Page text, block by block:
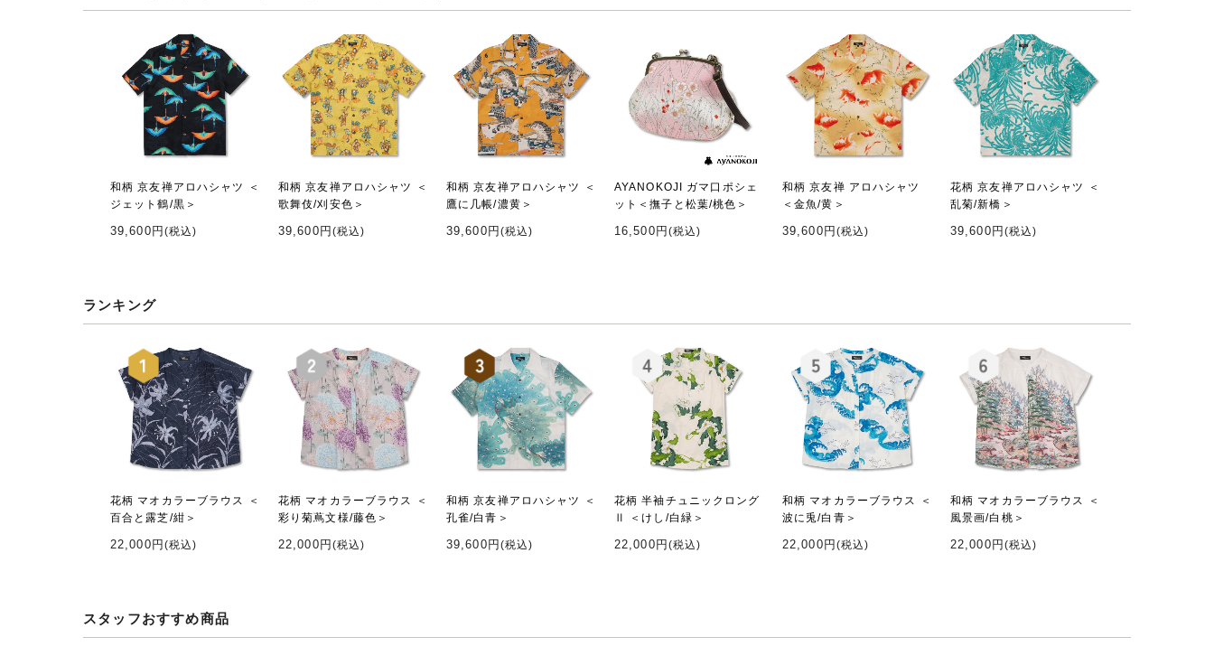
和柄 京友禅アロハシャツ ＜
ジェット鶴/黒＞
39,600円 (税込)
和柄 京友禅アロハシャツ ＜
歌舞伎/刈安色＞
39,600円 (税込)
和柄 京友禅アロハシャツ ＜
鷹に几帳/濃黄＞
39,600円 (税込)
AYANOKOJI ガマ口ポシェ
ット＜撫子と松葉/桃色＞
16,500円 (税込)
和柄 京友禅 アロハシャツ
＜金魚/黄＞
39,600円 (税込)
花柄 京友禅アロハシャツ ＜
乱菊/新橋＞
39,600円 (税込)
ランキング
花柄 マオカラーブラウス ＜
百合と露芝/紺＞
22,000円 (税込)
花柄 マオカラーブラウス ＜
彩り菊蔦文様/藤色＞
22,000円 (税込)
和柄 京友禅アロハシャツ ＜
孔雀/白青＞
39,600円 (税込)
花柄 半袖チュニックロング
Ⅱ ＜けし/白緑＞
22,000円 (税込)
和柄 マオカラーブラウス ＜
波に兎/白青＞
22,000円 (税込)
和柄 マオカラーブラウス ＜
風景画/白桃＞
22,000円 (税込)
スタッフおすすめ商品